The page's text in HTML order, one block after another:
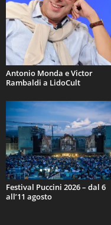
Antonio Monda e Victor
Rambaldi a LidoCult
Festival Puccini 2026 – dal 6
all’11 agosto